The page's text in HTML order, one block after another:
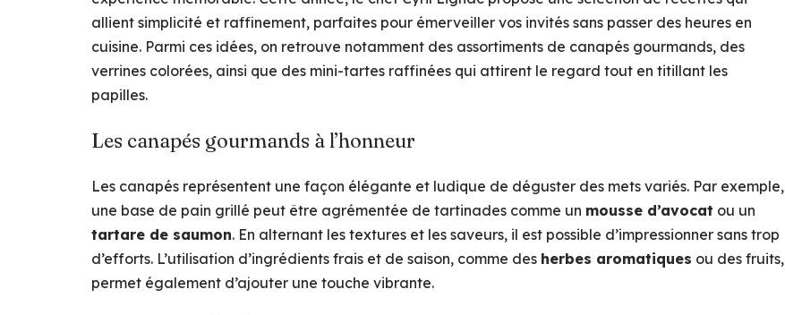
allient simplicité et raffinement, parfaites pour émerveiller vos invités sans passer des heures en
cuisine. Parmi ces idées, on retrouve notamment des assortiments de canapés gourmands, des
verrines colorées, ainsi que des mini-tartes raffinées qui attirent le regard tout en titillant les
papilles.
Les canapés gourmands à l’honneur
Les canapés représentent une façon élégante et ludique de déguster des mets variés. Par exemple,
une base de pain grillé peut être agrémentée de tartinades comme un mousse d’avocat ou un
tartare de saumon. En alternant les textures et les saveurs, il est possible d’impressionner sans trop
d’efforts. L’utilisation d’ingrédients frais et de saison, comme des herbes aromatiques ou des fruits,
permet également d’ajouter une touche vibrante.